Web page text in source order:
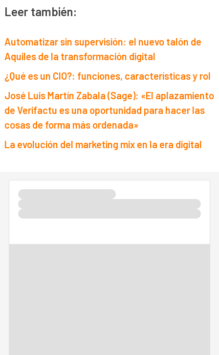
Leer también:
Automatizar sin supervisión: el nuevo talón de
Aquiles de la transformación digital
¿Qué es un CIO?: funciones, características y rol
José Luis Martín Zabala (Sage): «El aplazamiento
de Verifactu es una oportunidad para hacer las
cosas de forma más ordenada»
La evolución del marketing mix en la era digital